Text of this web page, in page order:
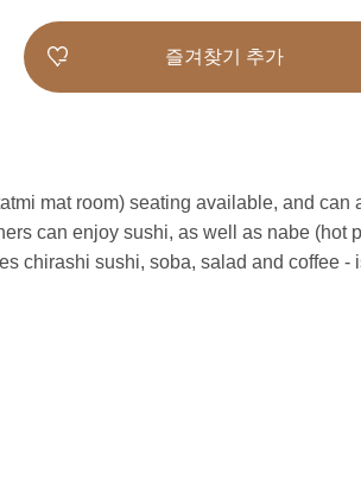
즐겨찾기 추가
mat room) seating available, and can
can enjoy sushi, as well as nabe (hot
chirashi sushi, soba, salad and coffee -